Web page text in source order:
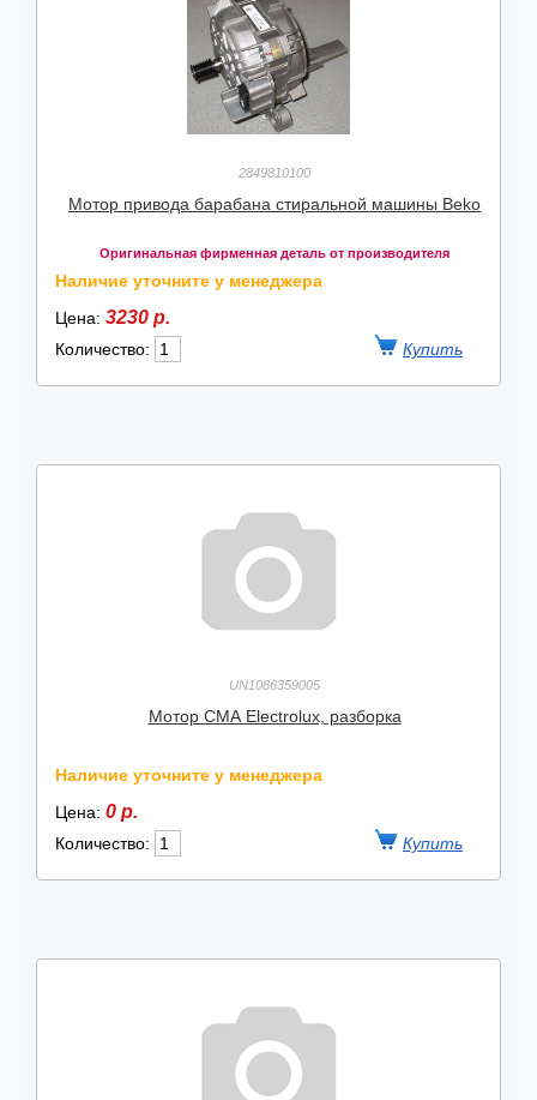
2849810100
Мотор привода барабана стиральной машины Beko
Оригинальная фирменная деталь от производителя
Наличие уточните у менеджера
Цена: 3230 р.
Количество:
UN1086359005
Мотор СМА Electrolux, разборка
Наличие уточните у менеджера
Цена: 0 р.
Количество: